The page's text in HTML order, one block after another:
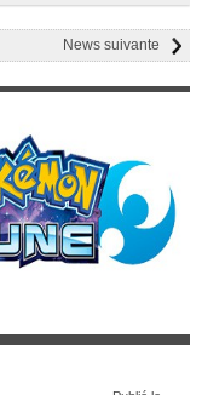
News suivante